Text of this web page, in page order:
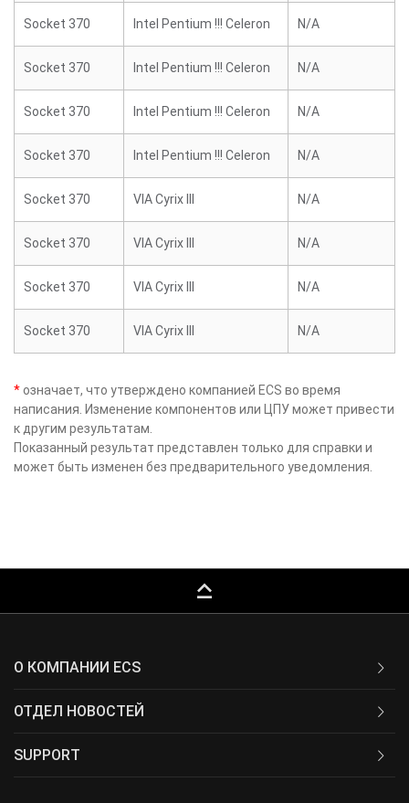
Socket 370 Intel Pentium !!! Celeron N/A
Socket 370 Intel Pentium !!! Celeron N/A
Socket 370 Intel Pentium !!! Celeron N/A
Socket 370 Intel Pentium !!! Celeron N/A
Socket 370 VIA Cyrix III N/A
Socket 370 VIA Cyrix III N/A
Socket 370 VIA Cyrix III N/A
Socket 370 VIA Cyrix III N/A
* означает, что утверждено компанией ECS во время
написания. Изменение компонентов или ЦПУ может привести
к другим результатам.
Показанный результат представлен только для справки и
может быть изменен без предварительного уведомления.
keyboard_capslock
О КОМПАНИИ ECS
ОТДЕЛ НОВОСТЕЙ
SUPPORT